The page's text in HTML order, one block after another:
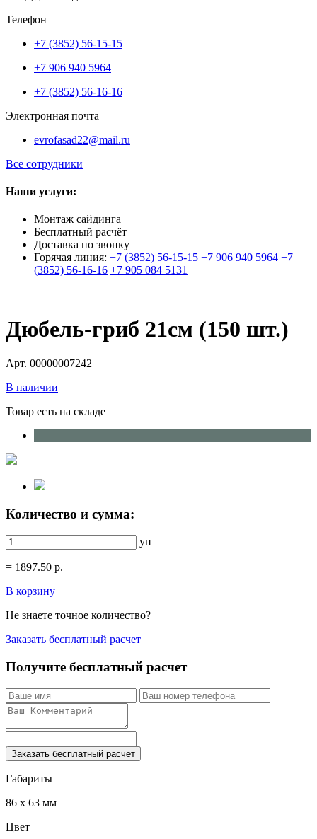
Телефон
+7 (3852) 56-15-15
+7 906 940 5964
+7 (3852) 56-16-16
Электронная почта
evrofasad22@mail.ru
Все сотрудники
Наши услуги:
Монтаж сайдинга
Бесплатный расчёт
Доставка по звонку
Горячая линия: +7 (3852) 56-15-15 +7 906 940 5964 +7
(3852) 56-16-16 +7 905 084 5131
Дюбель-гриб 21см (150 шт.)
Арт. 00000007242
В наличии
Товар есть на складе
Количество и сумма:
уп
= 1897.50 р.
В корзину
Не знаете точное количество?
Заказать бесплатный расчет
Получите бесплатный расчет
Заказать бесплатный расчет
Габариты
86 x 63 мм
Цвет